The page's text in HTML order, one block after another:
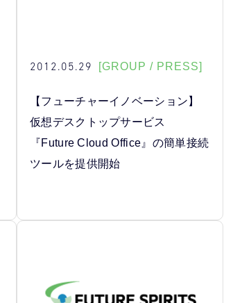
2012.05.29 [GROUP / PRESS]
【フューチャーイノベーション】
仮想デスクトップサービス
『Future Cloud Office』の簡単接続
ツールを提供開始